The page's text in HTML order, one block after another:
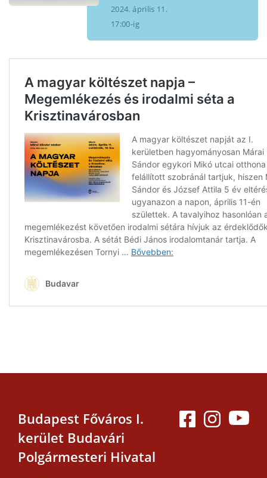
2024. április 11.
17:00-ig
Budapest Főváros I.
kerület Budavári
Polgármesteri Hivatal